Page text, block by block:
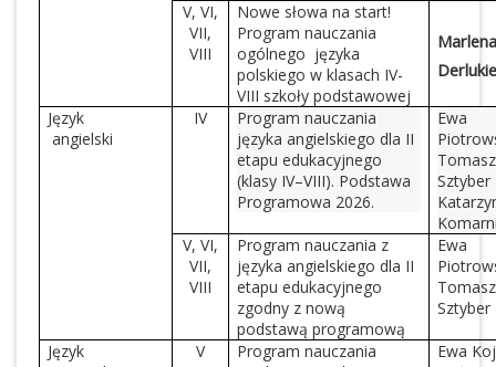
V, VI,
VII,
VIII
Nowe słowa na start!
Program nauczania
ogólnego języka
polskiego w klasach IV-
VIII szkoły podstawowej
Język
angielski
IV
Program nauczania
języka angielskiego dla II
etapu edukacyjnego
(klasy IV–VIII). Podstawa
Programowa 2026.
Ewa
Tomasz
Sztyber
V, VI,
VII,
VIII
Program nauczania z
języka angielskiego dla II
etapu edukacyjnego
zgodny z nową
podstawą programową
Ewa
Tomasz
Sztyber
Język
V
Program nauczania
Ewa